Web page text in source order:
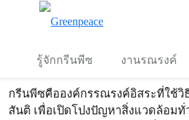
รู้จักกรีนพีซ งานรณรงค์
คำถามที่พบบ่อ
กรีนพีซ คืออะไร
กรีนพีซคือองค์กรรณรงค์อิสระที่ใช้วิ
สันติ เพื่อเปิดโปงปัญหาสิ่งแวดล้อม